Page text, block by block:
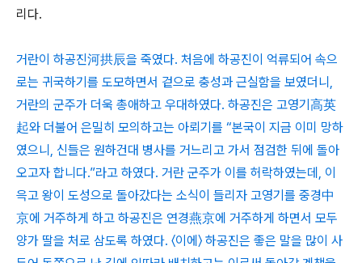
리다.
거란이 하공진河拱辰을 죽였다. 처음에 하공진이 억류되어 속으
로는 귀국하기를 도모하면서 겉으로 충성과 근실함을 보였더니,
거란의 군주가 더욱 총애하고 우대하였다. 하공진은 고영기高英
起와 더불어 은밀히 모의하고는 아뢰기를 “본국이 지금 이미 망하
였으니, 신들은 원하건대 병사를 거느리고 가서 점검한 뒤에 돌아
오고자 합니다.”라고 하였다. 거란 군주가 이를 허락하였는데, 이
윽고 왕이 도성으로 돌아갔다는 소식이 들리자 고영기를 중경中
京에 거주하게 하고 하공진은 연경燕京에 거주하게 하면서 모두
양가 딸을 처로 삼도록 하였다. 〈이에〉 하공진은 좋은 말을 많이 사